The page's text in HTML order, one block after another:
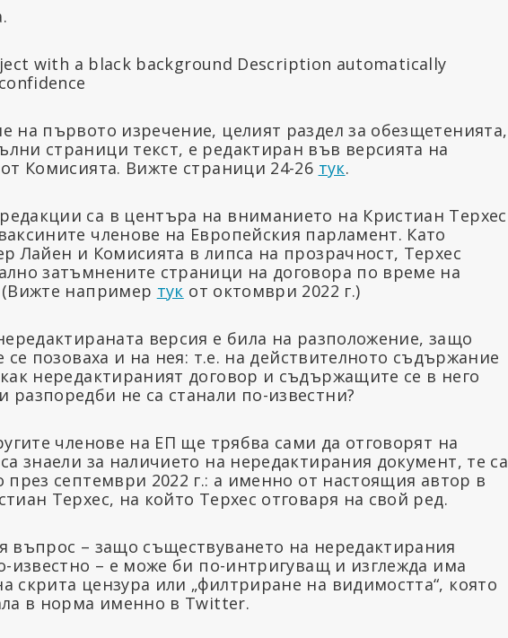
на първото изречение, целият раздел за обезщетенията,
страници текст, е редактиран във версията на
Комисията. Вижте страници 24-26 тук.
са в центъра на вниманието на Кристиан Терхес
членове на Европейския парламент. Като
Лайен и Комисията в липса на прозрачност, Терхес
затъмнените страници на договора по време на
(Вижте например тук от октомври 2022 г.)
версия е била на разположение, защо
се позоваха и на нея: т.е. на действителното съдържание
нередактираният договор и съдържащите се в него
разпоредби не са станали по-известни?
членове на ЕП ще трябва сами да отговорят на
знаели за наличието на нередактирания документ, те са
през септември 2022 г.: а именно от настоящия автор в
Терхес, на който Терхес отговаря на свой ред.
въпрос – защо съществуването на нередактирания
известно – е може би по-интригуващ и изглежда има
цензура или „филтриране на видимостта“, която
в норма именно в Twitter.